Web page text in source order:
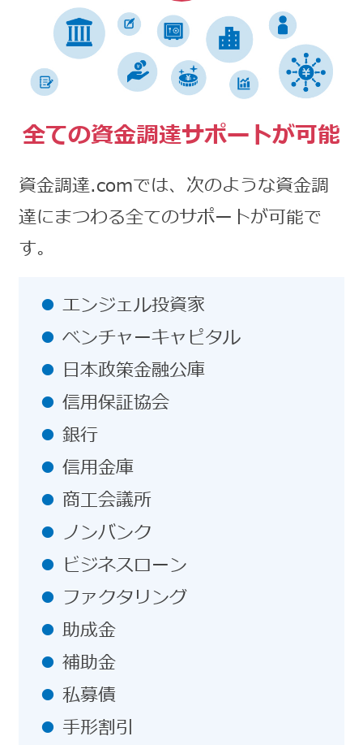
全ての資金調達サポートが可能
資金調達.comでは、次のような資金調
達にまつわる全てのサポートが可能で
す。
エンジェル投資家
ベンチャーキャピタル
日本政策金融公庫
信用保証協会
銀行
信用金庫
商工会議所
ノンバンク
ビジネスローン
ファクタリング
助成金
補助金
私募債
手形割引